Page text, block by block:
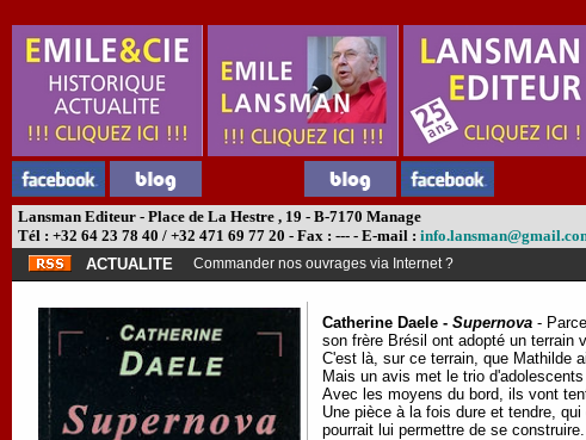
Lansman Editeur - Place de La Hestre , 19 - B-7170 Manage
Tél : +32 64 23 78 40 / +32 471 69 77 20 - Fax : --- - E-mail :
ACTUALITE Commander nos ouvrages via Internet ?
Catherine Daele - Supernova -
son frère Brésil ont adopté un terrain
C'est là, sur ce terrain, que Mathilde
Mais un avis met le trio
Avec les moyens du bord, ils vont
Une pièce à la fois dure et tendre,
pourrait lui permettre de se construire.